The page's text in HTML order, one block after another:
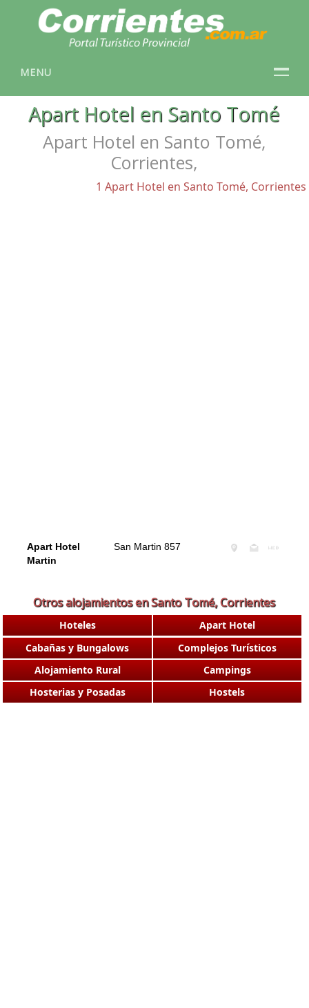
MENU
Apart Hotel en Santo Tomé
Apart Hotel en Santo Tomé,
Corrientes,
1 Apart Hotel en Santo Tomé, Corrientes
Apart Hotel
Martin
San Martin 857
Otros alojamientos en Santo Tomé, Corrientes
Hoteles
Apart Hotel
Cabañas y Bungalows
Complejos Turísticos
Alojamiento Rural
Campings
Hosterias y Posadas
Hostels